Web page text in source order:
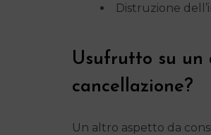
Distruzione
Usufrutto su
cancellazione?
Un altro aspetto da